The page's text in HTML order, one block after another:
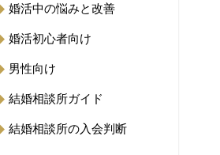
婚活中の悩みと改善
婚活初心者向け
男性向け
結婚相談所ガイド
結婚相談所の入会判断